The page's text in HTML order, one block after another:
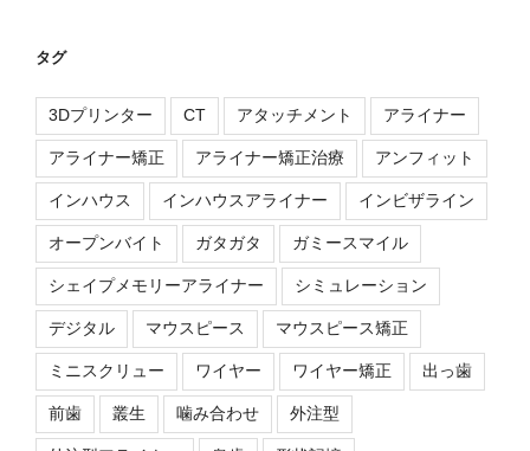
タグ
3Dプリンター CT アタッチメント アライナー
アライナー矯正 アライナー矯正治療 アンフィット
インハウス インハウスアライナー インビザライン
オープンバイト ガタガタ ガミースマイル
シェイプメモリーアライナー シミュレーション
デジタル マウスピース マウスピース矯正
ミニスクリュー ワイヤー ワイヤー矯正 出っ歯
前歯 叢生 噛み合わせ 外注型